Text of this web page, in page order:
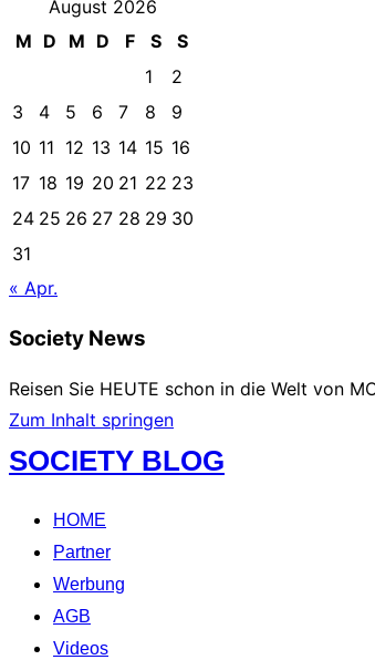
August 2026
M D M D F S
S
1
2
3
4 5 6 7 8
9
10 11 12 13 14 15 16
17 18 19 20 21 22 23
24 25 26 27 28 29 30
31
« Apr.
Society News
Reisen Sie HEUTE schon in die Welt von
Zum Inhalt springen
SOCIETY BLOG
HOME
Partner
Werbung
AGB
Videos